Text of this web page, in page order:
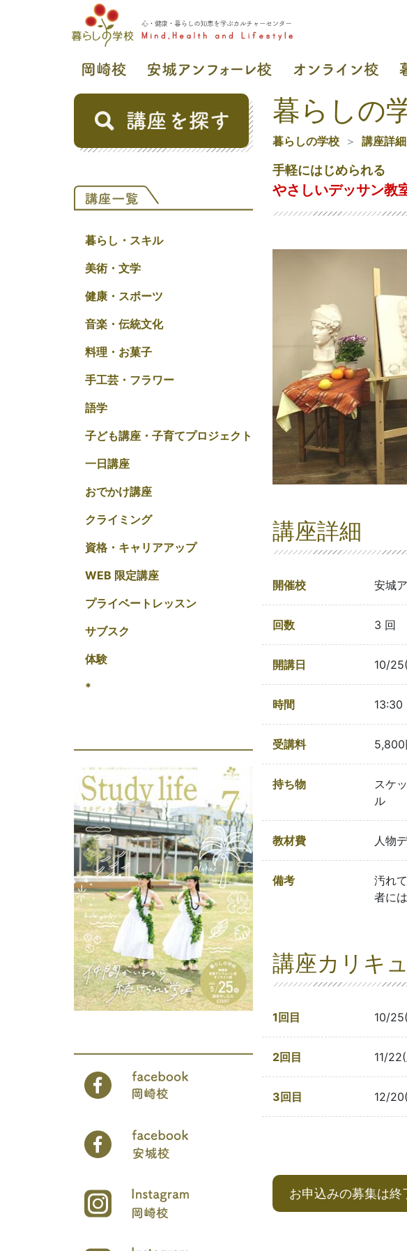
暮らし・スキル
美術・文学
健康・スポーツ
音楽・伝統文化
料理・お菓子
手工芸・フラワー
語学
子ども講座・子育てプロジェクト
一日講座
おでかけ講座
クライミング
資格・キャリアアップ
WEB 限定講座
プライベートレッスン
サブスク
体験
*
暮らしの
暮らしの学校 講座詳細
手軽にはじめられる
やさしいデッサン教
講座詳細
開催校 安城
回数 3 回
開講日 10/
時間 13:30
受講料
持ち物
スケ
ル
教材費 人物
備考
汚れ
者に
講座カリキ
1回目 10/
2回目 11/
3回目 12/
お申込みの募集は終